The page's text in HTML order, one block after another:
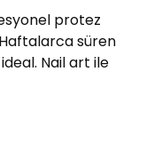
protez
süren
Nail art ile